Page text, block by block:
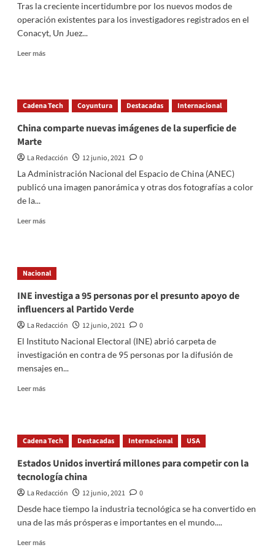
con
datos
biométricos
Tras la creciente incertidumbre por los nuevos modos de
operación existentes para los investigadores registrados en el
Conacyt, Un Juez...
Leer másRead
otorga
amparo
universidades
para
investigadores
conserven
Conacyt
Cadena Tech Coyuntura Destacadas Internacional
China comparte nuevas imágenes de la superficie de
Marte
La Redacción 12 junio, 2021
0
La Administración Nacional del Espacio de China (ANEC)
publicó una imagen panorámica y otras dos fotografías a color
de la...
Leer másRead
comparte
nuevas
de
la
superficie
Marte
Nacional
INE investiga a 95 personas por el presunto apoyo de
influencers al Partido Verde
La Redacción 12 junio, 2021
0
El Instituto Nacional Electoral (INE) abrió carpeta de
investigación en contra de 95 personas por la difusión de
mensajes en...
Leer másRead
investiga
a
personas
por
el
apoyo
de
Cadena Tech Destacadas Internacional USA
Estados Unidos invertirá millones para competir con la
tecnología china
La Redacción 12 junio, 2021
0
Desde hace tiempo la industria tecnológica se ha convertido en
una de las más prósperas e importantes en el mundo....
Leer másRead